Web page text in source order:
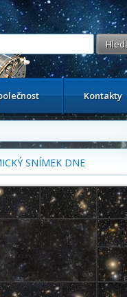
Kontakty
SNÍMEK DNE